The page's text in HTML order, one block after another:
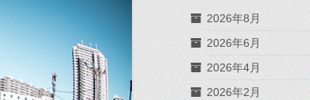
2026年8月
2026年6月
2026年4月
2026年2月